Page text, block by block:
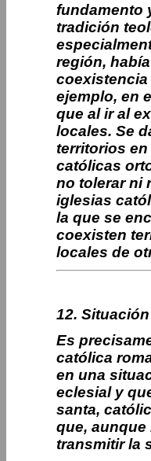
fundamento
tradición
región,
coexistencia
ejemplo, en
que al ir al
locales. Se
territorios
católicas
no tolerar ni
iglesias
la que se
coexisten
locales de
12.
Es
católica
en una
eclesial y
santa,
que,
transmitir la